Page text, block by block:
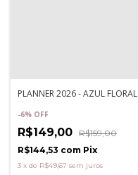
PLANNER 2026 - AZUL FLORAL
-6% OFF
R$149,00 R$159,00
R$144,53 com Pix
3 x de R$49,67 sem juros